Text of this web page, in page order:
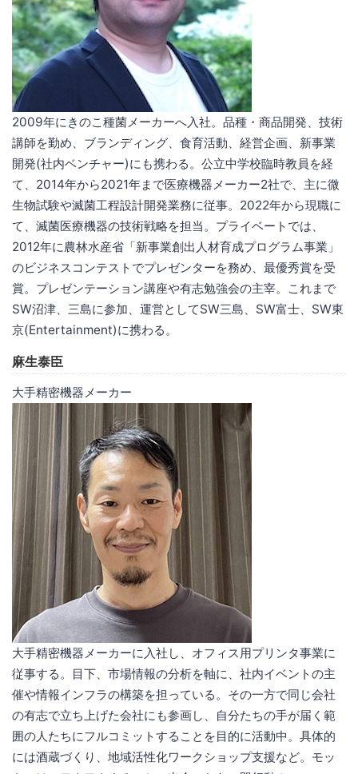
2009年にきのこ種菌メーカーへ入社。品種・商品開発、技術
講師を勤め、ブランディング、食育活動、経営企画、新事業
開発(社内ベンチャー)にも携わる。公立中学校臨時教員を経
て、2014年から2021年まで医療機器メーカー2社で、主に微
生物試験や滅菌工程設計開発業務に従事。2022年から現職に
て、滅菌医療機器の技術戦略を担当。プライベートでは、
2012年に農林水産省「新事業創出人材育成プログラム事業」
のビジネスコンテストでプレゼンターを務め、最優秀賞を受
賞。プレゼンテーション講座や有志勉強会の主宰。これまで
SW沼津、三島に参加、運営としてSW三島、SW富士、SW東
京(Entertainment)に携わる。
麻生泰臣
大手精密機器メーカー
大手精密機器メーカーに入社し、オフィス用プリンタ事業に
従事する。目下、市場情報の分析を軸に、社内イベントの主
催や情報インフラの構築を担っている。その一方で同じ会社
の有志で立ち上げた会社にも参画し、自分たちの手が届く範
囲の人たちにフルコミットすることを目的に活動中。具体的
には酒蔵づくり、地域活性化ワークショップ支援など。モッ